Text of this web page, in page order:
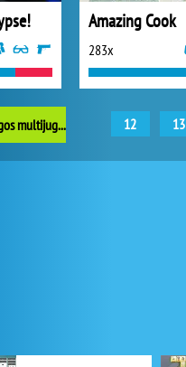
Amazing Cook
283x
anteriores juegos multijugador 12 13